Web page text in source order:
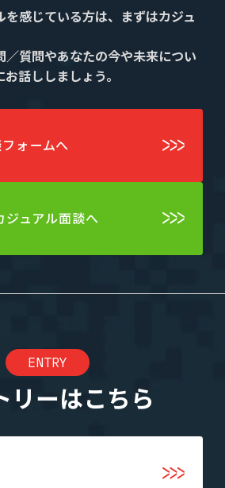
を感じている方は、まずはカジュ
／質問やあなたの今や未来につい
話ししましょう。
ォームへ
ジュアル面談へ
ENTRY
リーはこちら